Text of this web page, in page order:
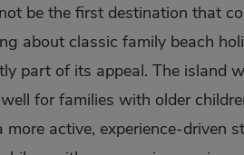
be the first destination that
about classic family beach
part of its appeal. The island
for families with older
more active, experience-driven